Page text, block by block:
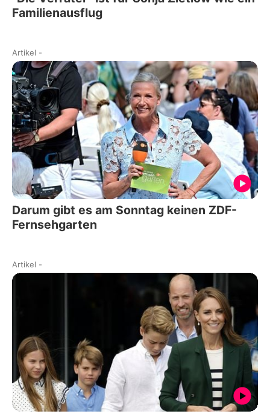
Familienausflug
Artikel -
Darum gibt es am Sonntag keinen ZDF-
Fernsehgarten
Artikel -